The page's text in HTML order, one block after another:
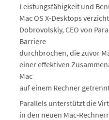
Leistungsfähigkeit und
Mac OS X-Desktops
Dobrovolskiy, CEO von
Barriere
durchbrochen, die zuvor
einer effektiven
Mac
auf einem Rechner
Parallels unterstützt die
in den neuen Mac-